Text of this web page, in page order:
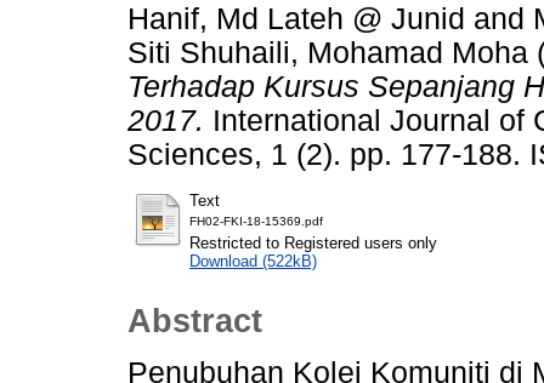
Hanif, Md Lateh @ Junid and
Siti Shuhaili, Mohamad Moha
Terhadap Kursus Sepanjang
2017. International Journal of
Sciences, 1 (2). pp. 177-188.
Text
FH02-FKI-18-15369.pdf
Restricted to Registered users only
Download (522kB)
Abstract
Penubuhan Kolej Komuniti di